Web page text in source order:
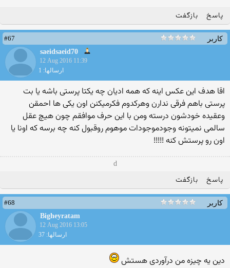
پاسخ بازگفت
کاربر
#67
saeidsaeid70
12 Aug 2016 11:39
ارسالها: 1
اقا هدف این عکس اینه که همه ادیان چه یکتا پرستی باشه یا بت
پرستی باهم فرقی ندارن وهرکدوم فکرمیکنن اون یکی ها احمقن
وعقیده خودشون درسته ومن با این حرف موافقم چون هیچ عقل
سالمی نمیتونه وجودموجودات موهوم روقبول کنه چه برسه که اونا یا
اون رو پرستش کنه !!!!!
d
پاسخ بازگفت
کاربر
#68
Bigheyratam
12 Aug 2016 13:05
ارسالها: 37
دین یه چیزه من درآوردی هستش